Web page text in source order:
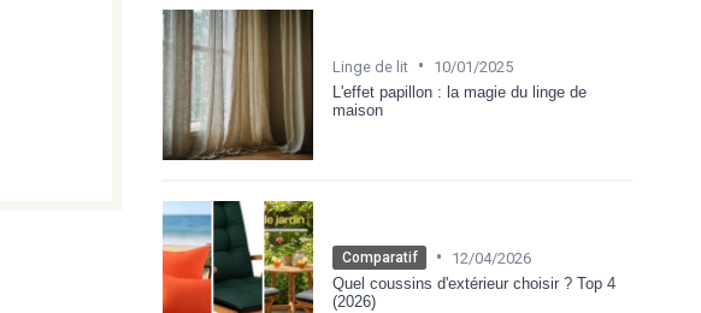
Linge de lit •
10/01/2025
L'effet papillon : la magie du linge de
maison
Comparatif •
12/04/2026
Quel coussins d'extérieur choisir ? Top 4
(2026)